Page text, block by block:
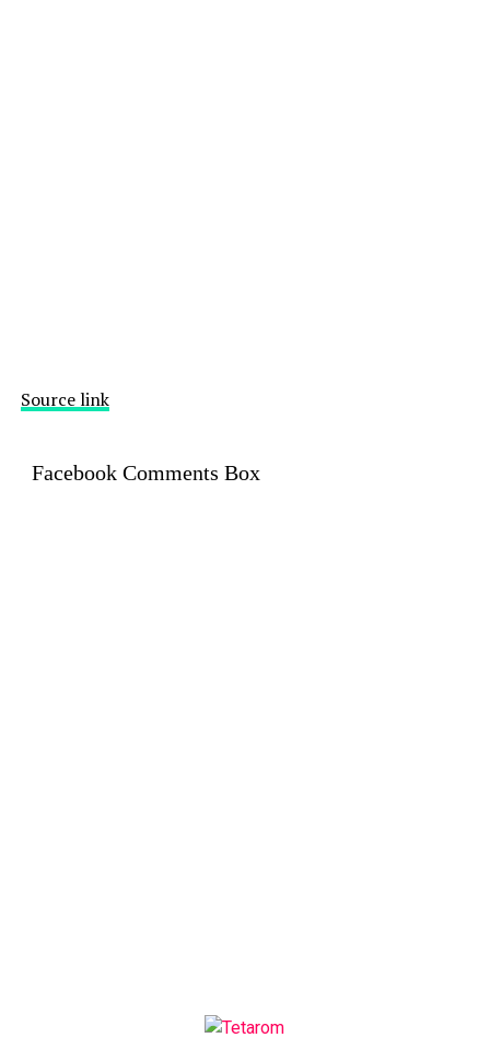
Source link
Facebook Comments Box